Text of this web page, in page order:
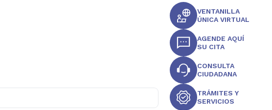
VENTANILLA
ÚNICA VIRTUAL
AGENDE AQUÍ
SU CITA
CONSULTA
CIUDADANA
TRÁMITES Y
SERVICIOS